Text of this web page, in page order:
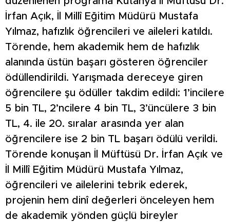
İrfan Açık, İl Millî Eğitim Müdürü Mustafa
Yılmaz, hafızlık öğrencileri ve aileleri katıldı.
Törende, hem akademik hem de hafızlık
alanında üstün başarı gösteren öğrenciler
ödüllendirildi. Yarışmada dereceye giren
öğrencilere şu ödüller takdim edildi: 1’incilere
5 bin TL, 2’ncilere 4 bin TL, 3’üncülere 3 bin
TL, 4. ile 20. sıralar arasında yer alan
öğrencilere ise 2 bin TL başarı ödülü verildi.
Törende konuşan İl Müftüsü Dr. İrfan Açık ve
İl Millî Eğitim Müdürü Mustafa Yılmaz,
öğrencileri ve ailelerini tebrik ederek,
projenin hem dinî değerleri önceleyen hem
de akademik yönden güçlü bireyler